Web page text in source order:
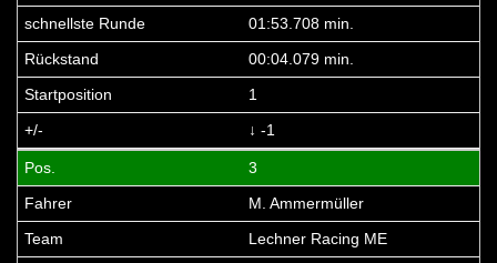
01:53.708 min.
00:04.079 min.
1
↓ -1
3
M. Ammermüller
Lechner Racing ME